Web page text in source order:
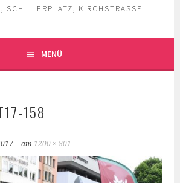
SCHILLERPLATZ, KIRCHSTRASSE
MENÜ
158
am 1200 × 801